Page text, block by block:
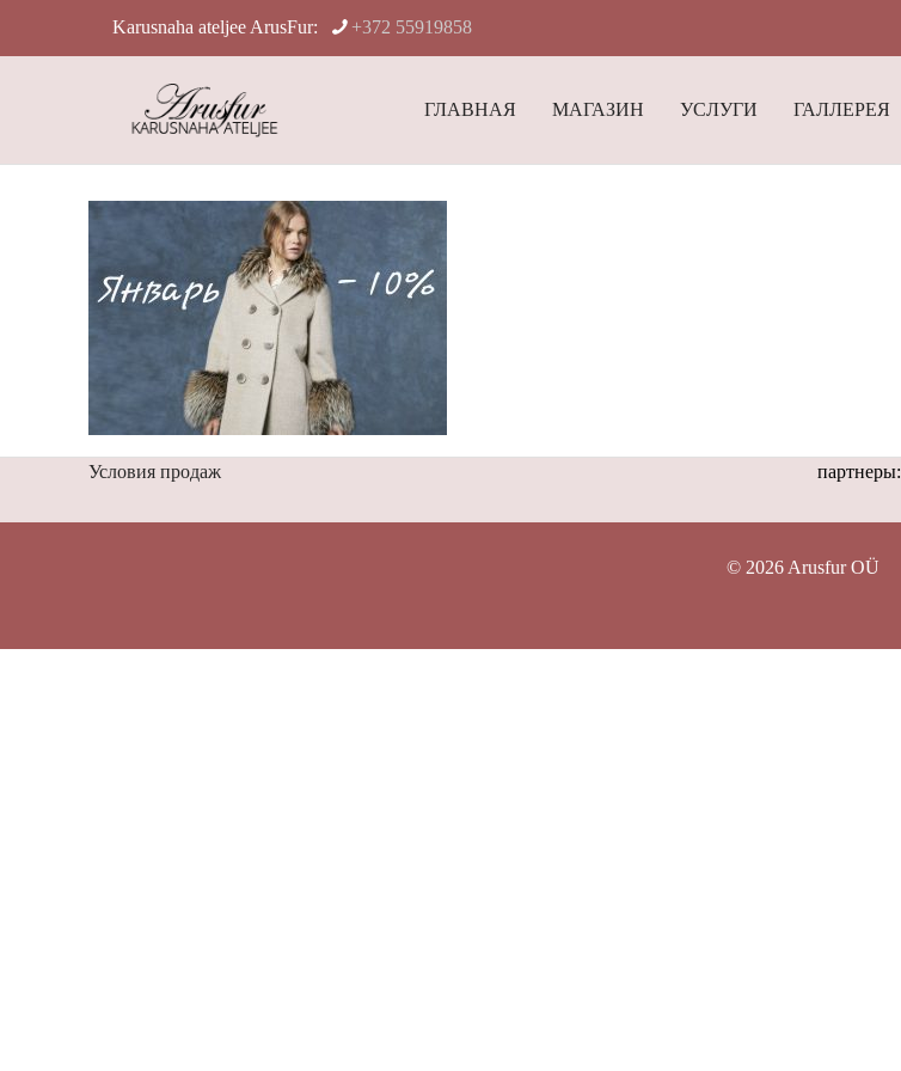
Karusnaha ateljee ArusFur: +372 55919858
ГЛАВНАЯ МАГАЗИН УСЛУГИ ГАЛЛЕРЕЯ
Условия продаж партнеры:
© 2026 Arusfur OÜ